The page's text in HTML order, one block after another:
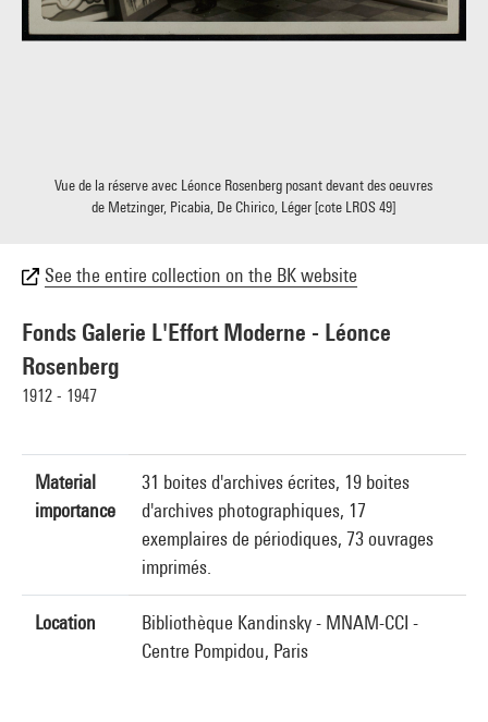
Fonds Galerie L'Effort Moderne - Léonce
Rosenberg
1912 - 1947
Material
importance
31 boites d'archives écrites, 19 boites
d'archives photographiques, 17
exemplaires de périodiques, 73 ouvrages
imprimés.
Location
Bibliothèque Kandinsky - MNAM-CCI -
Centre Pompidou, Paris
Vue de la réserve avec Léonce Rosenberg posant devant des oeuvres
de Metzinger, Picabia, De Chirico, Léger [cote LROS 49]
See the entire collection on the BK website